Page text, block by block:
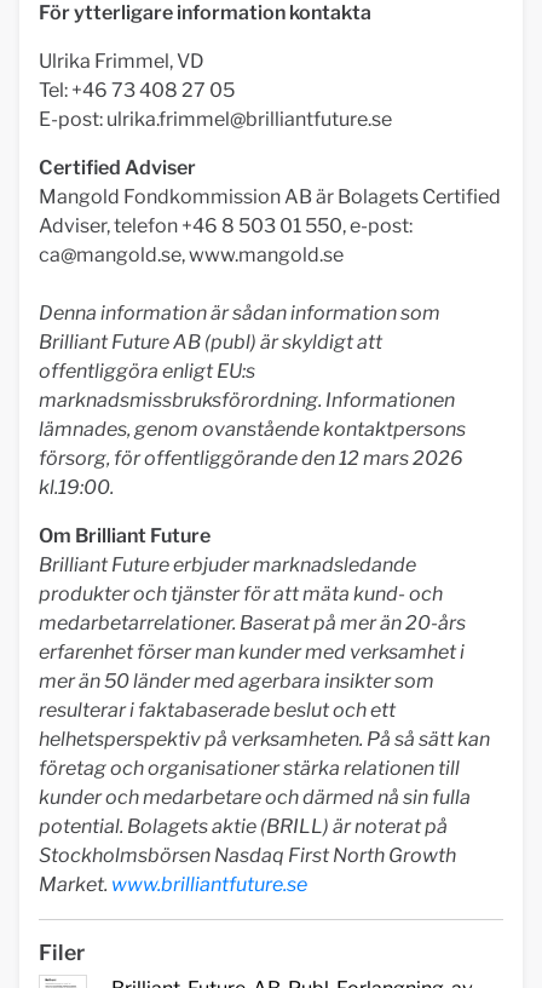
För ytterligare information kontakta
Ulrika Frimmel, VD
Tel: +46 73 408 27 05
E-post: ulrika.frimmel@brilliantfuture.se
Certified Adviser
Mangold Fondkommission AB är Bolagets Certified
Adviser, telefon +46 8 503 01 550, e-post:
ca@mangold.se, www.mangold.se
Denna information är sådan information som
Brilliant Future AB (publ) är skyldigt att
offentliggöra enligt EU:s
marknadsmissbruksförordning. Informationen
lämnades, genom ovanstående kontaktpersons
försorg, för offentliggörande den 12 mars 2026
kl.19:00.
Om Brilliant Future
Brilliant Future erbjuder marknadsledande
produkter och tjänster för att mäta kund- och
medarbetarrelationer. Baserat på mer än 20-års
erfarenhet förser man kunder med verksamhet i
mer än 50 länder med agerbara insikter som
resulterar i faktabaserade beslut och ett
helhetsperspektiv på verksamheten. På så sätt kan
företag och organisationer stärka relationen till
kunder och medarbetare och därmed nå sin fulla
potential. Bolagets aktie (BRILL) är noterat på
Stockholmsbörsen Nasdaq First North Growth
Market. www.brilliantfuture.se
Filer